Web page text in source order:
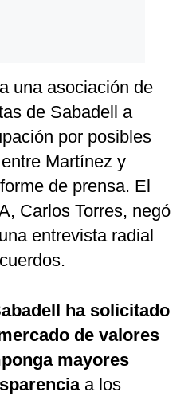
una asociación de
de Sabadell a
por posibles
entre Martínez y
de prensa. El
Carlos Torres, negó
entrevista radial
ha solicitado
de valores
mayores
a los